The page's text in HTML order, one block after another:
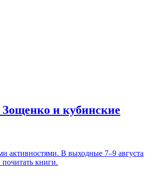
и кубинские
активностями. В выходные 7–9 августа
книги.